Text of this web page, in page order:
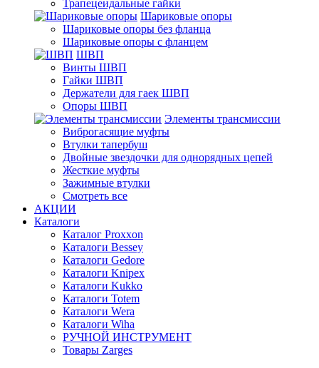
Трапецеидальные гайки
Шариковые опоры
Шариковые опоры без фланца
Шариковые опоры с фланцем
ШВП
Винты ШВП
Гайки ШВП
Держатели для гаек ШВП
Опоры ШВП
Элементы трансмиссии
Виброгасящие муфты
Втулки тапербуш
Двойные звездочки для однорядных цепей
Жесткие муфты
Зажимные втулки
Смотреть все
АКЦИИ
Каталоги
Каталог Proxxon
Каталоги Bessey
Каталоги Gedore
Каталоги Knipex
Каталоги Kukko
Каталоги Totem
Каталоги Wera
Каталоги Wiha
РУЧНОЙ ИНСТРУМЕНТ
Товары Zarges